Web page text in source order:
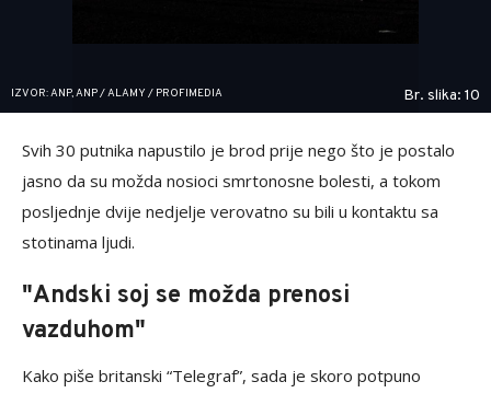
IZVOR: ANP, ANP / ALAMY / PROFIMEDIA Br. slika: 10
Svih 30 putnika napustilo je brod prije nego što je postalo
jasno da su možda nosioci smrtonosne bolesti, a tokom
posljednje dvije nedjelje verovatno su bili u kontaktu sa
stotinama ljudi.
"Andski soj se možda prenosi
vazduhom"
Kako piše britanski “Telegraf”, sada je skoro potpuno